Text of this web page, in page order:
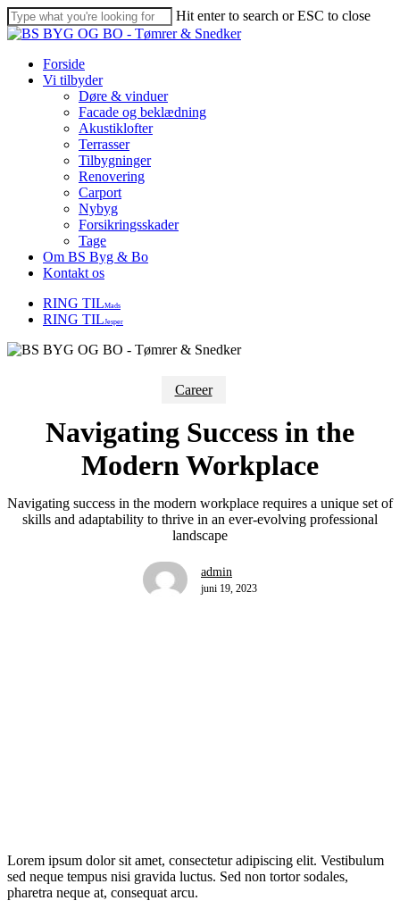
Skip
to
content
Hit enter to search or ESC to close
Close
Menu
Forside
Vi tilbyder
Døre & vinduer
Facade og beklædning
Akustiklofter
Terrasser
Tilbygninger
Renovering
Carport
Nybyg
Forsikringsskader
Tage
Om BS Byg & Bo
Kontakt os
RING TILMads
RING TILJesper
Career
Navigating Success in the
Modern Workplace
Navigating success in the modern workplace requires a unique set of
skills and adaptability to thrive in an ever-evolving professional
landscape
admin
juni 19, 2023
Lorem ipsum dolor sit amet, consectetur adipiscing elit. Vestibulum
sed neque tempus nisi gravida luctus. Sed non tortor sodales,
pharetra neque at, consequat arcu.